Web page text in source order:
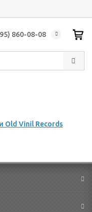
860-08-08
Old Vinil Records